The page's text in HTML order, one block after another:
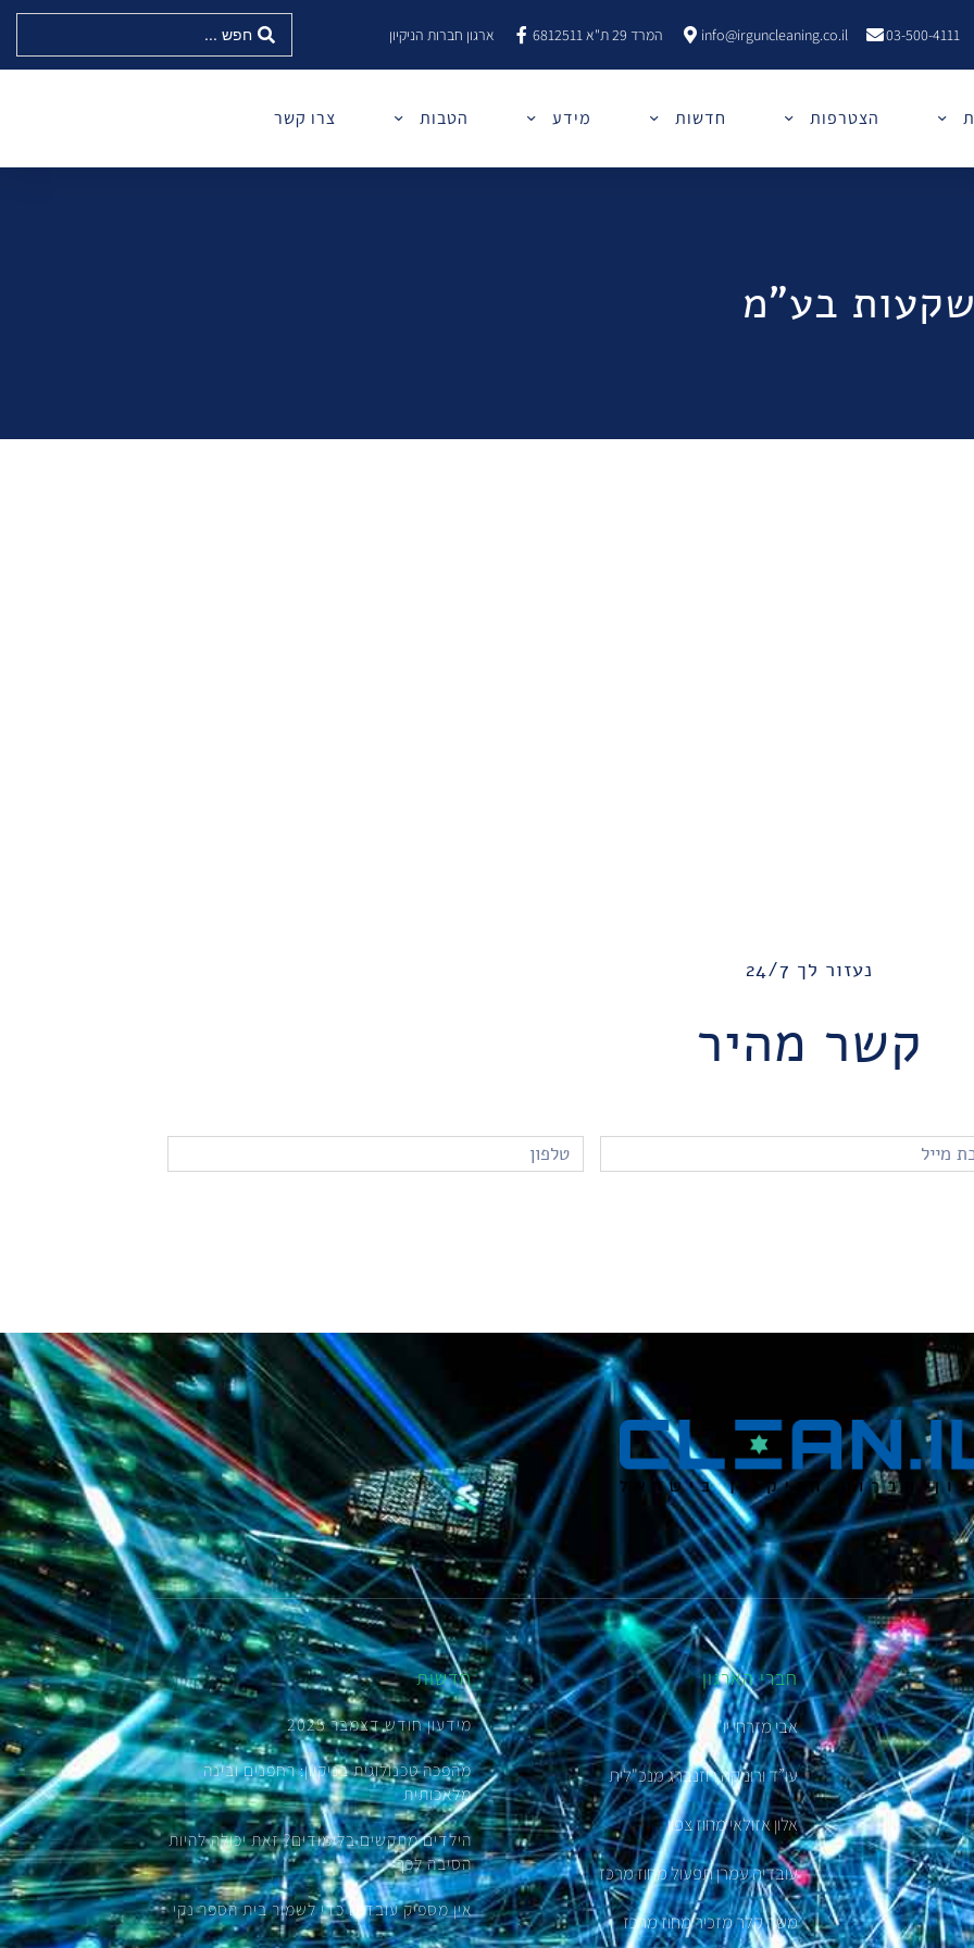
03-500-4111
info@irguncleaning.co.il המרד 29 ת"א 6812511 ארגון חברות הניקיון
הצטרפות חדשות מידע הטבות צרו קשר
בע"מ
נעזור לך 24/7
קשר מהיר
חברי הארגון
אבי מזרחי יו"ר
עו”ד ורוניקה רוזנברג מנכ"לית
אלון אזולאי מחוז צפון
עובדיה עמרן תפעול מחוז מרכז
משה קלר מזכיר מחוז מרכז
חדשות
מידעון חודש דצמבר 2025
מהפכה טכנולוגית בניקיון: רחפנים ובינה
מלאכותית
הילדים מתקשים בלימודים? זאת יכולה להיות
הסיבה לכך
אין מספיק עובדים כדי לשמור בית הספר נקי